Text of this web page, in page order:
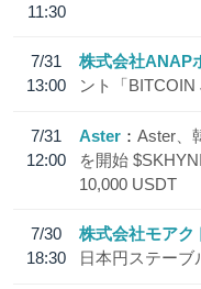
11:30
7/31
13:00
株式会社ANAP
ント「BITCOIN
7/31
12:00
Aster
Aster、
を開始
10,000 USDT
7/30
18:30
株式会社モアク
日本円ステー